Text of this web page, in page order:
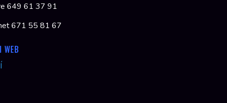
649 61 37 91
671 55 81 67
WEB